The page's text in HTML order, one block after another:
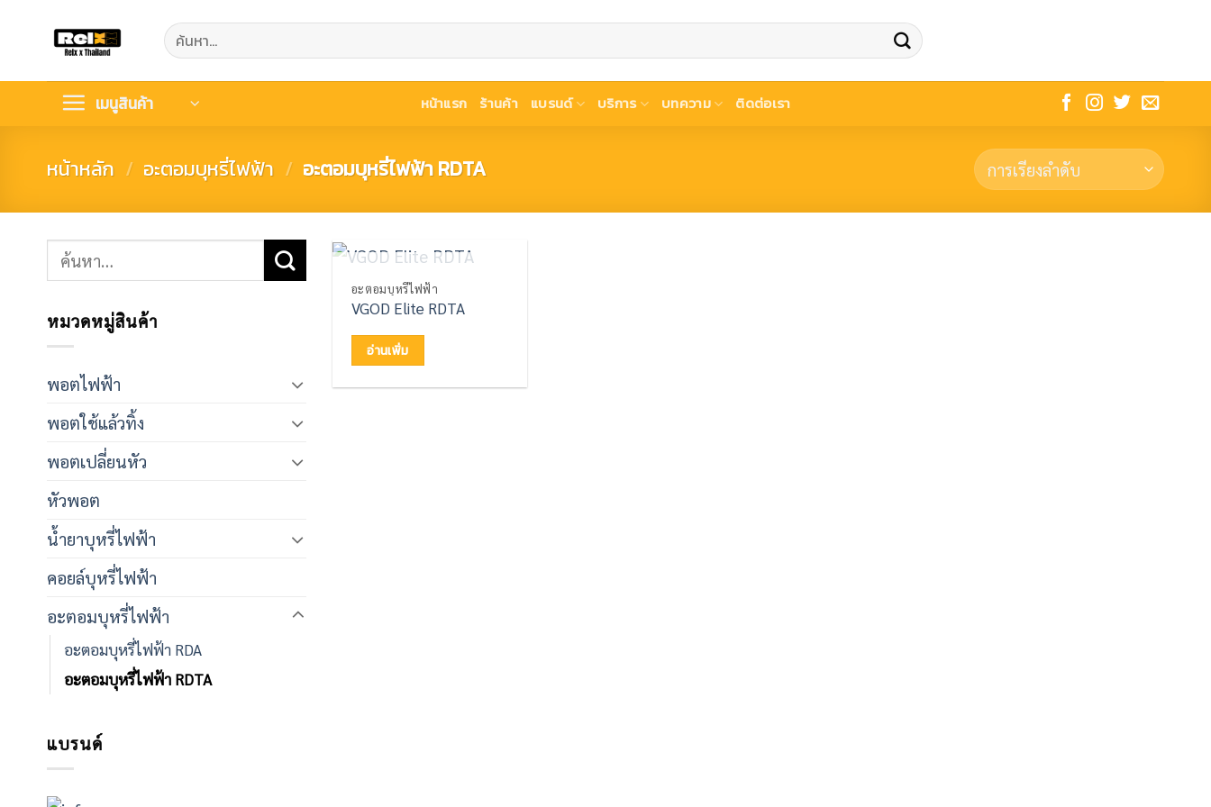
ค้นหา:
เมนูสินค้า หน้าแรก ร้านค้า แบรนด์ บริการ บทความ ติดต่อเรา
หน้าหลัก / อะตอมบุหรี่ไฟฟ้า / อะตอมบุหรี่ไฟฟ้า RDTA
ค้นหา:
หมวดหมู่สินค้า
พอตไฟฟ้า
พอตใช้แล้วทิ้ง
พอตเปลี่ยนหัว
หัวพอต
น้ำยาบุหรี่ไฟฟ้า
คอยล์บุหรี่ไฟฟ้า
อะตอมบุหรี่ไฟฟ้า
อะตอมบุหรี่ไฟฟ้า RDA
อะตอมบุหรี่ไฟฟ้า RDTA
แบรนด์
สินค้าหมดแล้ว
อะตอมบุหรี่ไฟฟ้า
VGOD Elite RDTA
อ่านเพิ่ม